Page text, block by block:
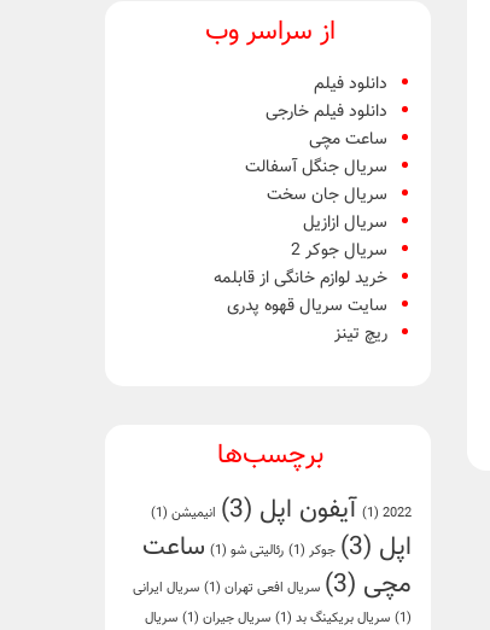
از سراسر وب
دانلود فیلم
دانلود فیلم خارجی
ساعت مچی
سریال جنگل آسفالت
سریال جان سخت
سریال ازازیل
سریال جوکر 2
خرید لوازم خانگی از قابلمه
سایت سریال قهوه پدری
ریچ تینز
برچسب‌ها
2022
(1) آیفون اپل (3) انیمیشن (1)
اپل (3) جوکر (1) رئالیتی شو (1)
ساعت
مچی (3) سریال افعی تهران (1)
سریال ایرانی
(1)
سریال بریکینگ بد (1) سریال جیران (1)
سریال